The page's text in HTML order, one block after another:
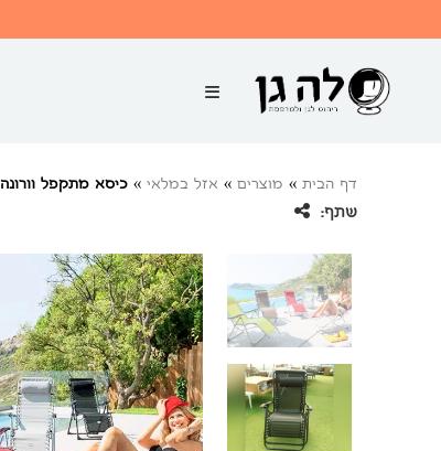
דף הבית » מוצרים » אזל במלאי » כיסא מתקפל וורונה
שתף: